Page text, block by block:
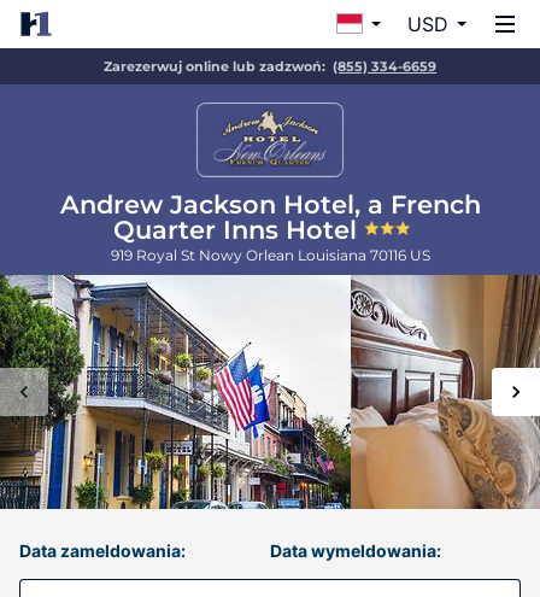
USD
Zarezerwuj online lub zadzwoń: (855) 334-6659
Andrew Jackson Hotel, a French
Quarter Inns Hotel
919 Royal St Nowy Orlean Louisiana 70116 US
Data zameldowania: Data wymeldowania: